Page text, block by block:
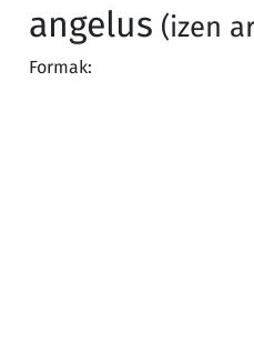
angelus (izen
Formak: